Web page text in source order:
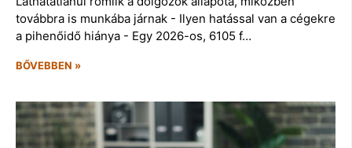
továbbra is munkába járnak - Ilyen hatással van a cégekre
a pihenőidő hiánya - Egy 2026-os, 6105 f…
BŐVEBBEN »